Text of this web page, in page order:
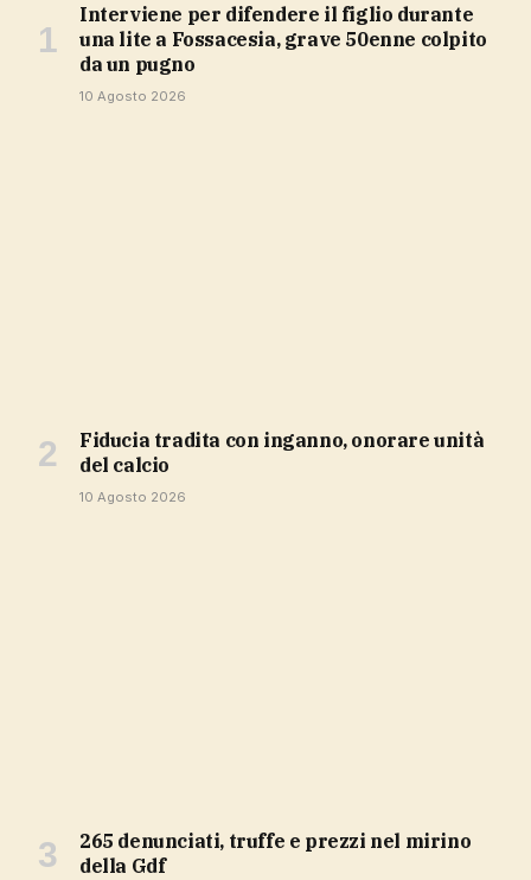
Interviene per difendere il figlio durante
una lite a Fossacesia, grave 50enne colpito
da un pugno
10 Agosto 2026
Fiducia tradita con inganno, onorare unità
del calcio
10 Agosto 2026
265 denunciati, truffe e prezzi nel mirino
della Gdf